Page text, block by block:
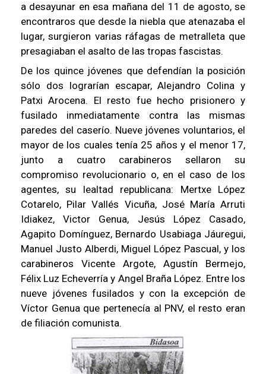
a desayunar en esa mañana del 11 de agosto, se
encontraros que desde la niebla que atenazaba el
lugar, surgieron varias ráfagas de metralleta que
presagiaban el asalto de las tropas fascistas.
De los quince jóvenes que defendían la posición
sólo dos lograrían escapar, Alejandro Colina y
Patxi Arocena. El resto fue hecho prisionero y
fusilado inmediatamente contra las mismas
paredes del caserío. Nueve jóvenes voluntarios, el
mayor de los cuales tenía 25 años y el menor 17,
junto a cuatro carabineros sellaron su
compromiso revolucionario o, en el caso de los
agentes, su lealtad republicana: Mertxe López
Cotarelo, Pilar Vallés Vicuña, José María Arruti
Idiakez, Victor Genua, Jesús López Casado,
Agapito Domínguez, Bernardo Usabiaga Jáuregui,
Manuel Justo Alberdi, Miguel López Pascual, y los
carabineros Vicente Argote, Agustín Bermejo,
Félix Luz Echeverría y Angel Braña López. Entre los
nueve jóvenes fusilados y con la excepción de
Víctor Genua que pertenecía al PNV, el resto eran
de filiación comunista.